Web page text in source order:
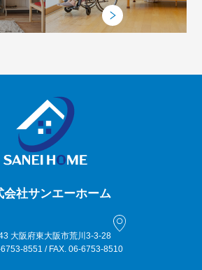
会社サンエーホーム
大阪府東大阪市荒川3-3-28
8551 / FAX. 06-6753-8510